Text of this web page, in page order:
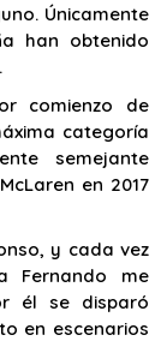
Únicamente
han obtenido
comienzo de
categoría
semejante
en 2017
y cada vez
Fernando me
él se disparó
en escenarios